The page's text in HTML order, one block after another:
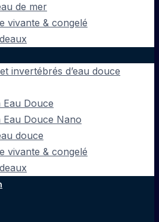
de mer
vivante & congelé
invertébrés d’eau douce
Eau Douce
Eau Douce Nano
douce
vivante & congelé